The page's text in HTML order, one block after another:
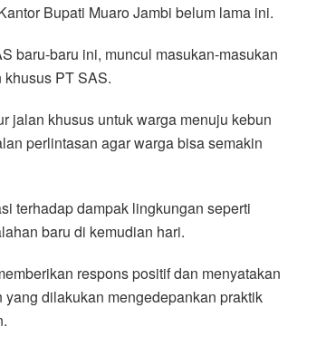
Bupati Muaro Jambi belum lama ini.
baru-baru ini, muncul masukan-masukan
PT SAS.
jalan khusus untuk warga menuju kebun
perlintasan agar warga bisa semakin
terhadap dampak lingkungan seperti
baru di kemudian hari.
respons positif dan menyatakan
dilakukan mengedepankan praktik